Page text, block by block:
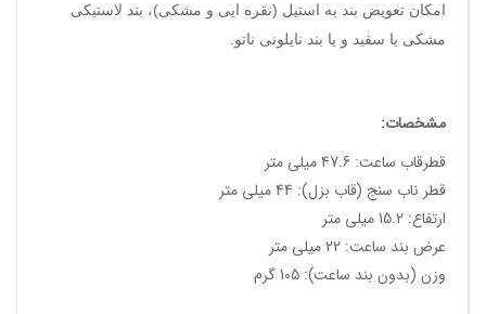
امکان تعویض بند به استیل (نقره ایی و مشکی)، بند لاستیکی
مشکی یا سفید و یا بند نایلونی ناتو.
مشخصات:
قطرقاب ساعت: 47.6 میلی متر
قطر ناب سنج (قاب بزل): 44 میلی متر
ارتفاع: 15.2 میلی متر
عرض بند ساعت: 22 میلی متر
وزن (بدون بند ساعت): 105 گرم